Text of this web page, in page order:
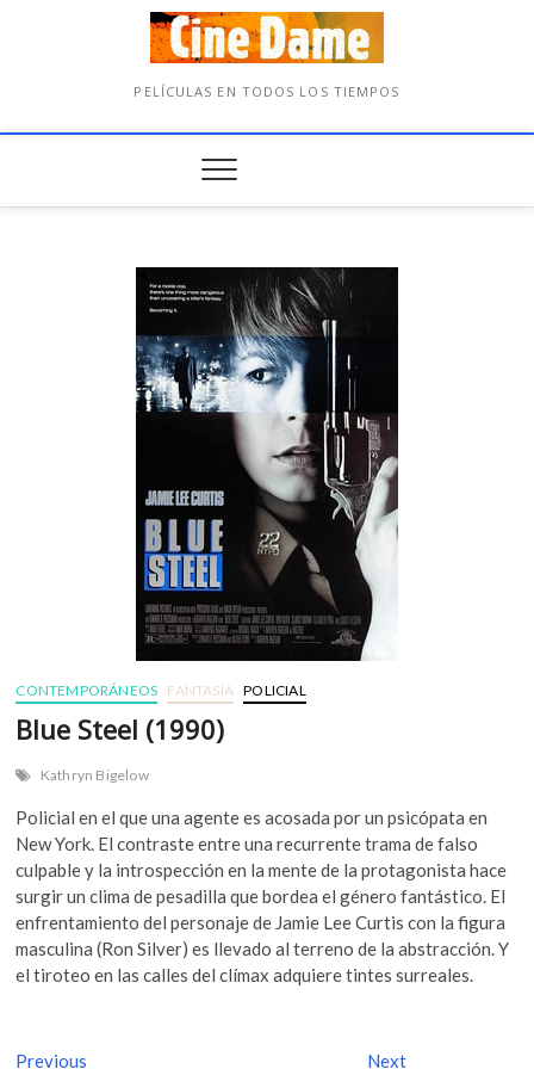
PELÍCULAS EN TODOS LOS TIEMPOS
CONTEMPORÁNEOS FANTASÍA POLICIAL
Blue Steel (1990)
Kathryn Bigelow
Policial en el que una agente es acosada por un psicópata en
New York. El contraste entre una recurrente trama de falso
culpable y la introspección en la mente de la protagonista hace
surgir un clima de pesadilla que bordea el género fantástico. El
enfrentamiento del personaje de Jamie Lee Curtis con la figura
masculina (Ron Silver) es llevado al terreno de la abstracción. Y
el tiroteo en las calles del clímax adquiere tintes surreales.
Previous NextN